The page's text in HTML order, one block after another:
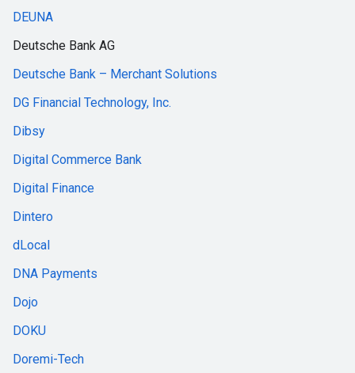
DEUNA
Deutsche Bank AG
Deutsche Bank – Merchant Solutions
DG Financial Technology, Inc.
Dibsy
Digital Commerce Bank
Digital Finance
Dintero
dLocal
DNA Payments
Dojo
DOKU
Doremi-Tech